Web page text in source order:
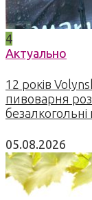
4
Актуально
12 років
пивоварня
безалкогольні
05.08.2026